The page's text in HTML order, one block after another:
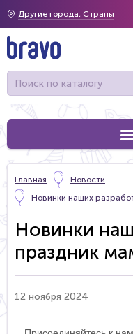
Другие города, Страны
Главная
Новости
Новинки наших
Новинки
праздник
12 ноября 2024